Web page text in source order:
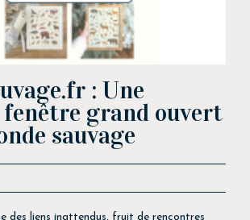
: Une
fenêtre grand ouvert
sauvage
des liens inattendus, fruit de rencontres